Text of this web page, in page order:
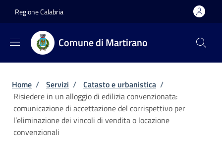
Regione Calabria
Comune di Martirano
Briciole di pane
Home / Servizi / Catasto e urbanistica /
Risiedere in un alloggio di edilizia convenzionata:
comunicazione di accettazione del corrispettivo per
l’eliminazione dei vincoli di vendita o locazione
convenzionali